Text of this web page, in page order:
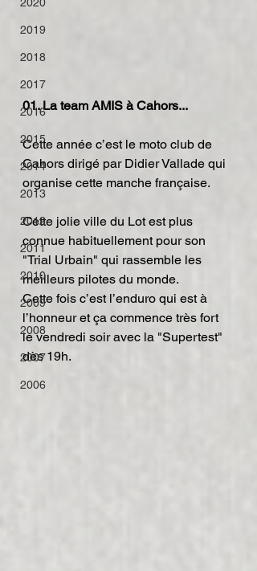
2019
2018
2017
2016
2015
2014
2013
2012
2011
2010
2009
2008
2007
2006
01. La team AMIS à Cahors...
Cette année c’est le moto club de
Cahors dirigé par Didier Vallade qui
organise cette manche française.
Cette jolie ville du Lot est plus
connue habituellement pour son
"Trial Urbain" qui rassemble les
meilleurs pilotes du monde.
Cette fois c’est l’enduro qui est à
l’honneur et ça commence très fort
le vendredi soir avec la "Supertest"
dès 19h.